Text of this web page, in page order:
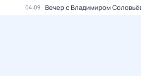
04:09 Вечер с Владимиром